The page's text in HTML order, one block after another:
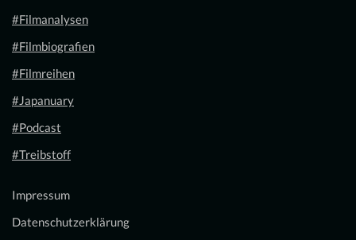
#Filmanalysen
#Filmbiografien
#Filmreihen
#Japanuary
#Podcast
#Treibstoff
Impressum
Datenschutzerklärung